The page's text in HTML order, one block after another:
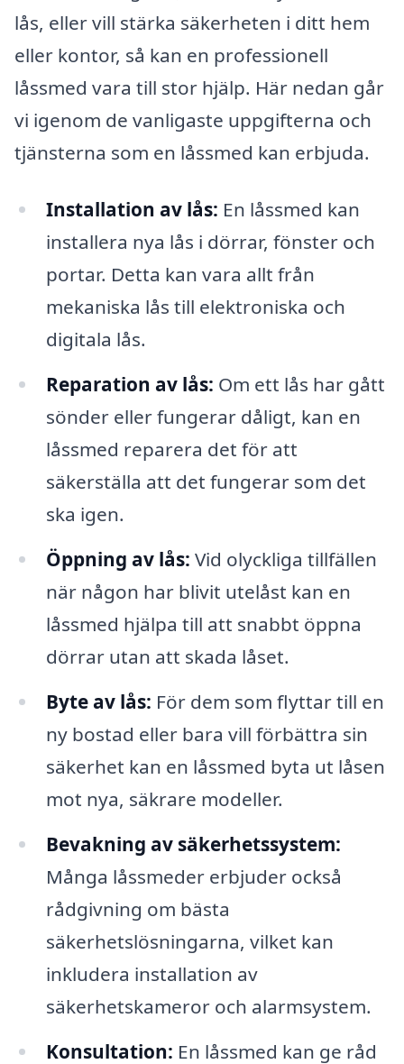
lås, eller vill stärka säkerheten i ditt hem
eller kontor, så kan en professionell
låssmed vara till stor hjälp. Här nedan går
vi igenom de vanligaste uppgifterna och
tjänsterna som en låssmed kan erbjuda.
Installation av lås: En låssmed kan
installera nya lås i dörrar, fönster och
portar. Detta kan vara allt från
mekaniska lås till elektroniska och
digitala lås.
Reparation av lås: Om ett lås har gått
sönder eller fungerar dåligt, kan en
låssmed reparera det för att
säkerställa att det fungerar som det
ska igen.
Öppning av lås: Vid olyckliga tillfällen
när någon har blivit utelåst kan en
låssmed hjälpa till att snabbt öppna
dörrar utan att skada låset.
Byte av lås: För dem som flyttar till en
ny bostad eller bara vill förbättra sin
säkerhet kan en låssmed byta ut låsen
mot nya, säkrare modeller.
Bevakning av säkerhetssystem:
Många låssmeder erbjuder också
rådgivning om bästa
säkerhetslösningarna, vilket kan
inkludera installation av
säkerhetskameror och alarmsystem.
Konsultation: En låssmed kan ge råd